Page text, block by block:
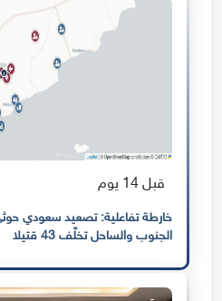
قبل 14 يوم
خارطة تفاعلية: تصعيد سعودي
الجنوب والساحل تخلّف 43 قتيلا